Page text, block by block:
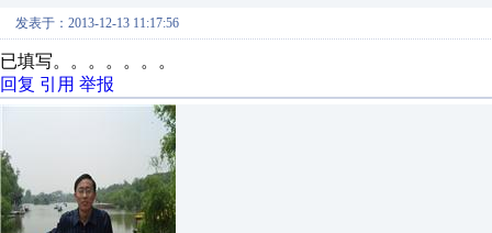
发表于：2013-12-13 11:17:56
已填写。。。。。。。
回复 引用 举报